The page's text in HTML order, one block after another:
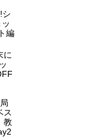
シ
編
に
ス
教